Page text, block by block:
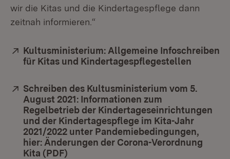
wir die Kitas und die Kindertagespflege dann
zeitnah informieren.“
Extern:
Kultusministerium: Allgemeine Infoschreiben
für Kitas und Kindertagespflegestellen
Extern:
Schreiben des Kultusministerium vom 5.
August 2021: Informationen zum
Regelbetrieb der Kindertageseinrichtungen
und der Kindertagespflege im Kita-Jahr
2021/2022 unter Pandemiebedingungen,
hier: Änderungen der Corona-Verordnung
Kita (PDF)